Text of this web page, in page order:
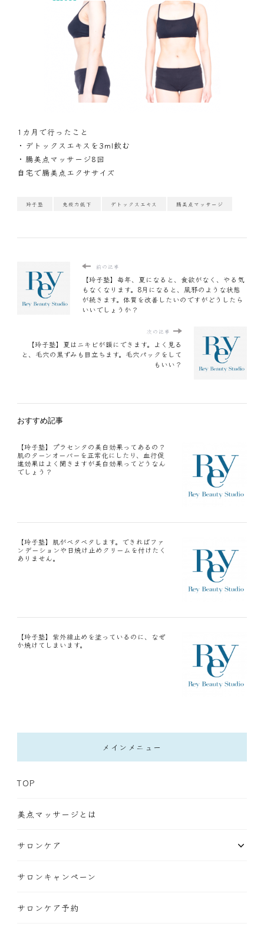
1カ月で行ったこと
・デトックスエキスを3ml飲む
・腸美点マッサージ8回
自宅で腸美点エクササイズ
玲子塾 免疫力低下 デトックスエキス 腸美点マッサージ
前の記事
【玲子塾】毎年、夏になると、食欲がなく、やる気
もなくなります。8月になると、風邪のような状態
が続きます。体質を改善したいのですがどうしたら
いいでしょうか？
次の記事
【玲子塾】夏はニキビが額にできます。よく見る
と、毛穴の黒ずみも目立ちます。毛穴パックをして
もいい？
おすすめ記事
【玲子塾】プラセンタの美白効果ってあるの？
肌のターンオーバーを正常化にしたり、血行促
進効果はよく聞きますが美白効果ってどうなん
でしょう？
【玲子塾】肌がベタベタします。できればファ
ンデーションや日焼け止めクリームを付けたく
ありません。
【玲子塾】紫外線止めを塗っているのに、なぜ
か焼けてしまいます。
メインメニュー
TOP
美点マッサージとは
サロンケア
サロンキャンペーン
サロンケア予約